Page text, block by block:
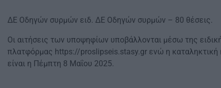
ΔΕ Οδηγών συρμών ειδ. ΔΕ Οδηγών συρμών – 80 θέσεις.
Οι αιτήσεις των υποψηφίων υποβάλλονται μέσω της
πλατφόρμας https://proslipseis.stasy.gr ενώ η καταληκτική
είναι η Πέμπτη 8 Μαΐου 2025.